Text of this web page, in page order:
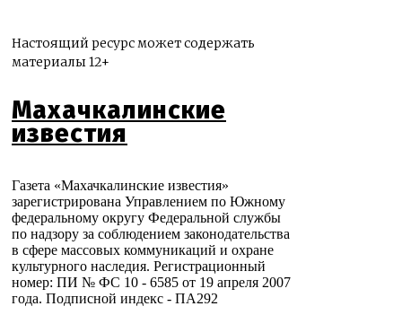
Настоящий ресурс может содержать
материалы 12+
Махачкалинские
известия
Газета «Махачкалинские известия»
зарегистрирована Управлением по Южному
федеральному округу Федеральной службы
по надзору за соблюдением законодательства
в сфере массовых коммуникаций и охране
культурного наследия. Регистрационный
номер: ПИ № ФС 10 - 6585 от 19 апреля 2007
года. Подписной индекс - ПА292